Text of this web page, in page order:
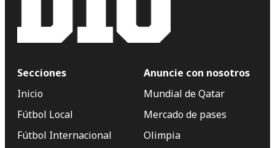
Secciones
Inicio
Fútbol Local
Fútbol Internacional
Anuncie con nosotros
Mundial de Qatar
Mercado de pases
Olimpia